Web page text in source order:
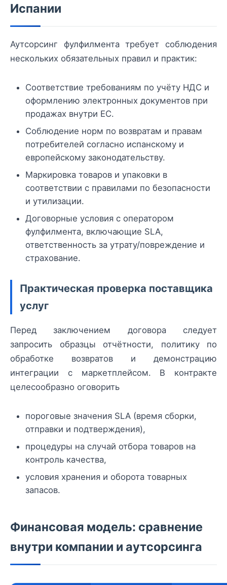
Испании
Аутсорсинг фулфилмента требует соблюдения
нескольких обязательных правил и практик:
Соответствие требованиям по учёту НДС и
оформлению электронных документов при
продажах внутри ЕС.
Соблюдение норм по возвратам и правам
потребителей согласно испанскому и
европейскому законодательству.
Маркировка товаров и упаковки в
соответствии с правилами по безопасности
и утилизации.
Договорные условия с оператором
фулфилмента, включающие SLA,
ответственность за утрату/повреждение и
страхование.
Практическая проверка поставщика
услуг
Перед заключением договора следует
запросить образцы отчётности, политику по
обработке возвратов и демонстрацию
интеграции с маркетплейсом. В контракте
целесообразно оговорить
пороговые значения SLA (время сборки,
отправки и подтверждения),
процедуры на случай отбора товаров на
контроль качества,
условия хранения и оборота товарных
запасов.
Финансовая модель: сравнение
внутри компании и аутсорсинга